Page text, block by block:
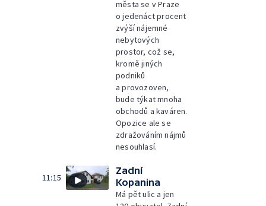
města se v Praze
o jedenáct procent
zvýší nájemné
nebytových
prostor, což se,
kromě jiných
podniků
a provozoven,
bude týkat mnoha
obchodů a kaváren.
Opozice ale se
zdražováním nájmů
nesouhlasí.
11:15
Zadní
Kopanina
Má pět ulic a jen